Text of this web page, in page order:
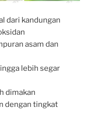
dari kandungan
asam dan
lebih segar
dimakan
dengan tingkat